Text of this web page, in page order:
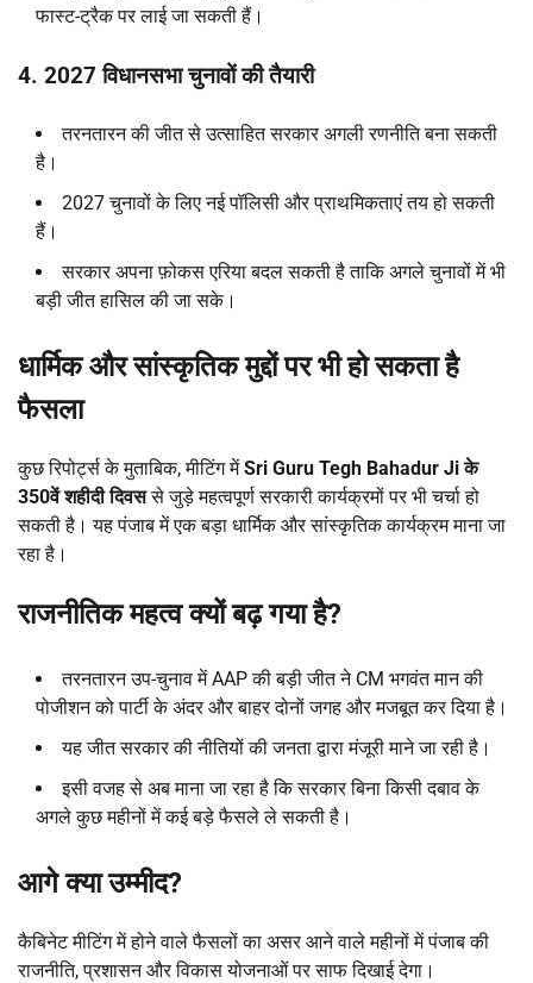
फास्ट-ट्रैक पर लाई जा सकती हैं।
4. 2027विधानसभा चुनावों की तैयारी
तरनतारन की जीत से उत्साहित सरकार अगली रणनीति बना सकती
है।
2027 चुनावों के लिए नई पॉलिसी और प्राथमिकताएं तय हो सकती
हैं।
सरकार अपना फ़ोकस एरिया बदल सकती है ताकि अगले चुनावों में भी
बड़ी जीत हासिल की जा सके।
धार्मिक और सांस्कृतिक मुद्दों पर भी हो सकता है
फैसला
कुछ रिपोर्ट्स के मुताबिक, मीटिंग मेंSri Guru Tegh Bahadur Jiके
350वें शहीदी दिवससे जुड़े महत्वपूर्ण सरकारी कार्यक्रमों पर भी चर्चा हो
सकती है। यह पंजाब में एक बड़ा धार्मिक और सांस्कृतिक कार्यक्रम माना जा
रहा है।
राजनीतिक महत्व क्यों बढ़ गया है?
तरनतारन उप-चुनाव में AAP की बड़ी जीत ने CM भगवंत मान की
पोजीशन को पार्टी के अंदर और बाहर दोनों जगह और मजबूत कर दिया है।
यह जीत सरकार की नीतियों की जनता द्वारा मंजूरी माने जा रही है।
इसी वजह से अब माना जा रहा है कि सरकार बिना किसी दबाव के
अगले कुछ महीनों में कई बड़े फैसले ले सकती है।
आगे क्या उम्मीद?
कैबिनेट मीटिंग में होने वाले फैसलों का असर आने वाले महीनों में पंजाब की
राजनीति, प्रशासन और विकास योजनाओं पर साफ दिखाई देगा।